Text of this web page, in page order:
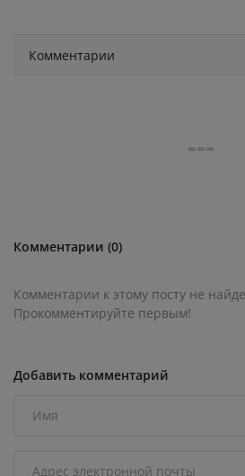
Комментарии
Комментарии (0)
Комментарии к этому посту не
Прокомментируйте первым!
Добавить комментарий